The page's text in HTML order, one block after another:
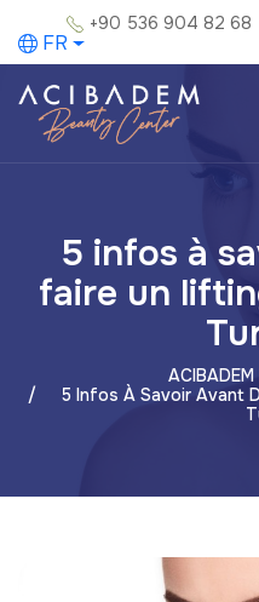
+90 536 904 82 68
FR
5 infos à
faire un
5 Infos À Savoir Avant